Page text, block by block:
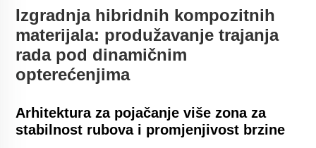
Izgradnja hibridnih kompozitnih
materijala: produžavanje trajanja
rada pod dinamičnim
opterećenjima
Arhitektura za pojačanje više zona za
stabilnost rubova i promjenjivost brzine